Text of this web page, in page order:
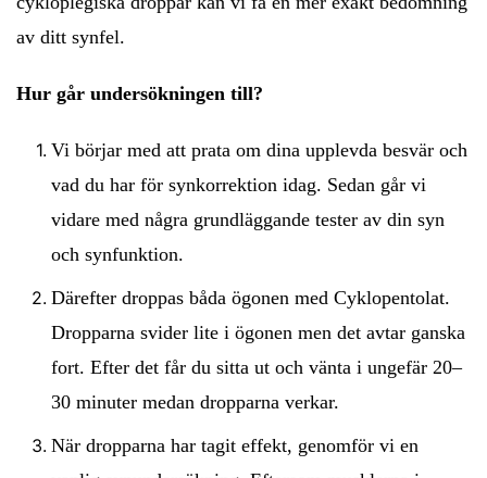
av ditt synfel.
Hur går undersökningen till?
Vi börjar med att prata om dina upplevda besvär och
vad du har för synkorrektion idag. Sedan går vi
vidare med några grundläggande tester av din syn
och synfunktion.
Därefter droppas båda ögonen med Cyklopentolat.
Dropparna svider lite i ögonen men det avtar ganska
fort. Efter det får du sitta ut och vänta i ungefär 20–
30 minuter medan dropparna verkar.
När dropparna har tagit effekt, genomför vi en